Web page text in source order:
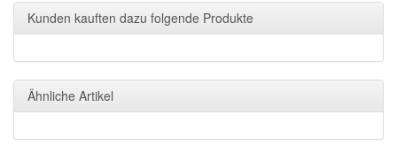
Kunden kauften dazu folgende Produkte
Ähnliche Artikel